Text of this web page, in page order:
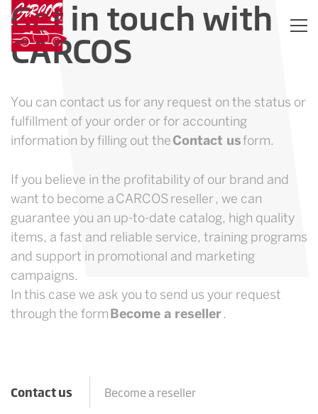
Get in touch with
CARCOS
You can contact us for any request on the status or
fulfillment of your order or for accounting
information by filling out the Contact usform.
If you believe in the profitability of our brand and
want to become a CARCOS reseller , we can
guarantee you an up-to-date catalog, high quality
items, a fast and reliable service, training programs
and support in promotional and marketing
campaigns.
In this case we ask you to send us your request
through the form Become a reseller.
Contact us Become a reseller